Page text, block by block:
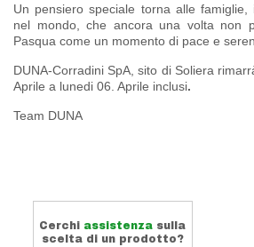
Un pensiero speciale torna alle
nel mondo, che ancora una volta non
Pasqua come un momento di pace e
DUNA-Corradini SpA, sito di Soliera
Aprile a lunedi 06. Aprile inclusi.
Team DUNA
Cerchi assistenza sulla
scelta di un prodotto?